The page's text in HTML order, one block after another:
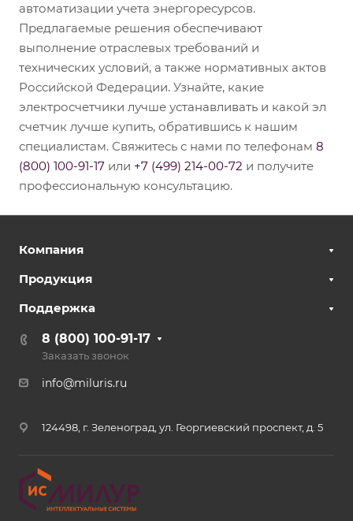
автоматизации учета энергоресурсов.
Предлагаемые решения обеспечивают
выполнение отраслевых требований и
технических условий, а также нормативных актов
Российской Федерации. Узнайте, какие
электросчетчики лучше устанавливать и какой эл
счетчик лучше купить, обратившись к нашим
специалистам. Свяжитесь с нами по телефонам 8
(800) 100-91-17 или +7 (499) 214-00-72 и получите
профессиональную консультацию.
Компания
Продукция
Поддержка
8 (800) 100-91-17
Заказать звонок
info@miluris.ru
124498, г. Зеленоград, ул. Георгиевский проспект, д. 5